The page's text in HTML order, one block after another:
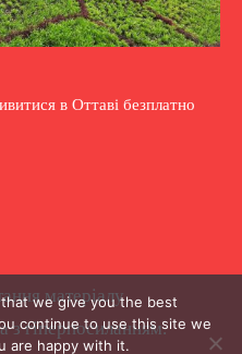
в Оттаві безплатно
матеріалу
з гіперпосиланням.
we give you the best
continue to use this site we
are happy with it.